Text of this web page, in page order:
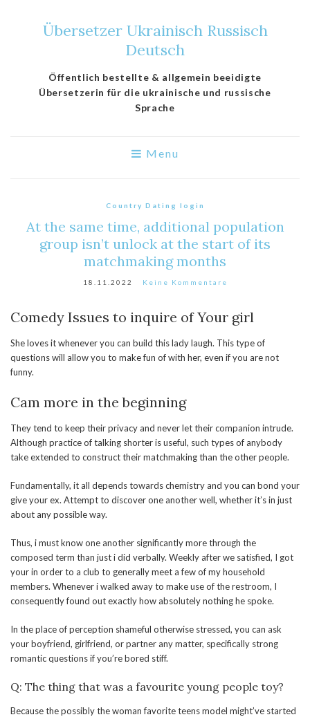
Übersetzer Ukrainisch Russisch
Deutsch
Öffentlich bestellte & allgemein beeidigte
Übersetzerin für die ukrainische und russische
Sprache
Menu
Country Dating login
At the same time, additional population
group isn’t unlock at the start of its
matchmaking months
18.11.2022 Keine Kommentare
Comedy Issues to inquire of Your girl
She loves it whenever you can build this lady laugh. This type of
questions will allow you to make fun of with her, even if you are not
funny.
Cam more in the beginning
They tend to keep their privacy and never let their companion intrude.
Although practice of talking shorter is useful, such types of anybody
take extended to construct their matchmaking than the other people.
Fundamentally, it all depends towards chemistry and you can bond your
give your ex. Attempt to discover one another well, whether it’s in just
about any possible way.
Thus, i must know one another significantly more through the
composed term than just i did verbally. Weekly after we satisfied, I got
your in order to a club to generally meet a few of my household
members. Whenever i walked away to make use of the restroom, I
consequently found out exactly how absolutely nothing he spoke.
In the place of perception shameful otherwise stressed, you can ask
your boyfriend, girlfriend, or partner any matter, specifically strong
romantic questions if you’re bored stiff.
Q: The thing that was a favourite young people toy?
Because the possibly the woman favorite teens model might’ve started